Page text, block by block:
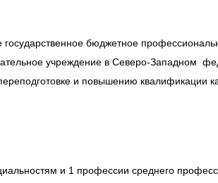
государственное бюджетное
учреждение в Северо-Западном
и повышению квалификации
и 1 профессии среднего